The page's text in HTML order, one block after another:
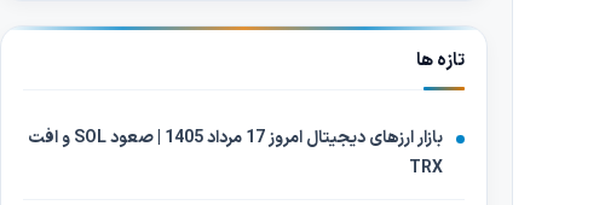
تازه ها
بازار ارزهای دیجیتال امروز 17 مرداد 1405 | صعود SOL و افت
TRX